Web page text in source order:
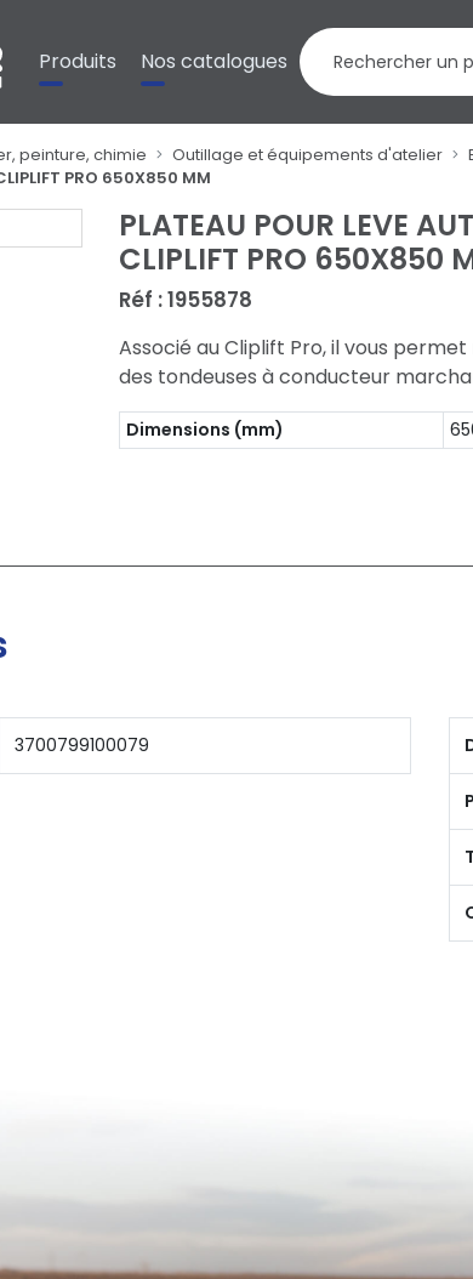
Produits Nos catalogues
peinture, chimie Outillage et équipements d'atelier
PRO 650X850 MM
PLATEAU POUR LEVE
CLIPLIFT PRO 650X850
Réf : 1955878
Associé au Cliplift Pro, il vous
des tondeuses à conducteur
Dimensions (mm)
3700799100079